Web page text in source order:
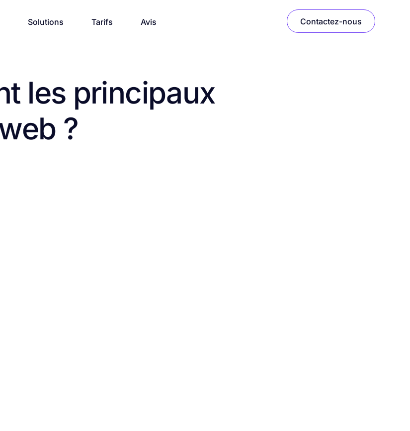
Solutions Tarifs Avis Contactez-nous
les principaux
?